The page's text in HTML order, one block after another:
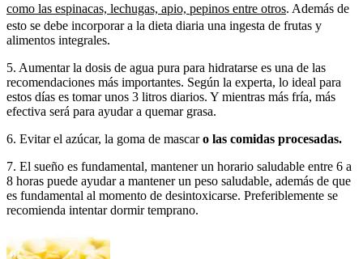
como las espinacas, lechugas, apio, pepinos entre otros. Además de
esto se debe incorporar a la dieta diaria una ingesta de frutas y
alimentos integrales.
5. Aumentar la dosis de agua pura para hidratarse es una de las
recomendaciones más importantes. Según la experta, lo ideal para
estos días es tomar unos 3 litros diarios. Y mientras más fría, más
efectiva será para ayudar a quemar grasa.
6. Evitar el azúcar, la goma de mascaro las comidas procesadas.
7. El sueño es fundamental, mantener un horario saludable entre 6 a
8 horas puede ayudar a mantener un peso saludable, además de que
es fundamental al momento de desintoxicarse. Preferiblemente se
recomienda intentar dormir temprano.